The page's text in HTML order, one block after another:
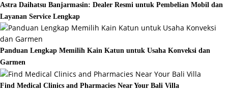
Astra Daihatsu Banjarmasin: Dealer Resmi untuk Pembelian Mobil dan
Layanan Service Lengkap
Panduan Lengkap Memilih Kain Katun untuk Usaha Konveksi dan
Garmen
Find Medical Clinics and Pharmacies Near Your Bali Villa